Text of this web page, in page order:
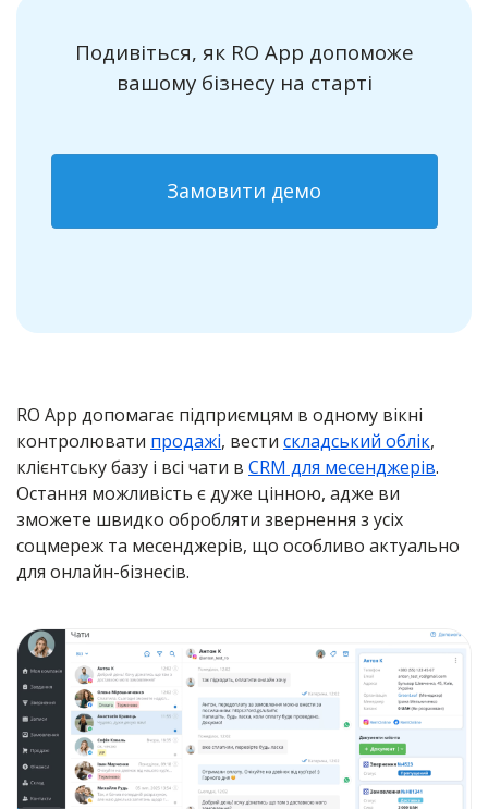
Подивіться, як RO App допоможе
вашому бізнесу на старті
Замовити демо
RO App допомагає підприємцям в одному вікні
контролювати продажі, вести складський облік,
клієнтську базу і всі чати в CRM для месенджерів.
Остання можливість є дуже цінною, адже ви
зможете швидко обробляти звернення з усіх
соцмереж та месенджерів, що особливо актуально
для онлайн-бізнесів.